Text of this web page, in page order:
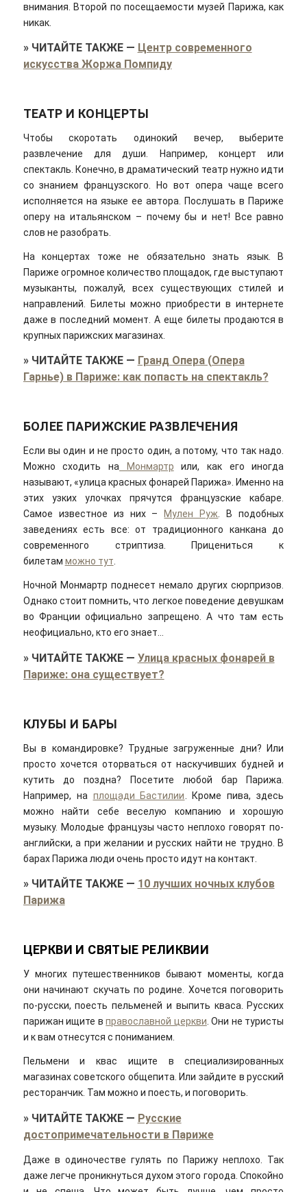
внимания. Второй по посещаемости музей Парижа, как
никак.
» ЧИТАЙТЕ ТАКЖЕ— Центр современного
искусства Жоржа Помпиду
ТЕАТР И КОНЦЕРТЫ
Чтобы скоротать одинокий вечер, выберите
развлечение для души. Например, концерт или
спектакль. Конечно, в драматический театр нужно идти
со знанием французского. Но вот опера чаще всего
исполняется на языке ее автора. Послушать в Париже
оперу на итальянском – почему бы и нет! Все равно
слов не разобрать.
На концертах тоже не обязательно знать язык. В
Париже огромное количество площадок, где выступают
музыканты, пожалуй, всех существующих стилей и
направлений. Билеты можно приобрести в интернете
даже в последний момент. А еще билеты продаются в
крупных парижских магазинах.
» ЧИТАЙТЕ ТАКЖЕ— Гранд Опера (Опера
Гарнье) в Париже: как попасть на спектакль?
БОЛЕЕ ПАРИЖСКИЕ РАЗВЛЕЧЕНИЯ
Если вы один и не просто один, а потому, что так надо.
Можно сходить наМонмартр или, как его иногда
называют, «улица красных фонарей Парижа». Именно на
этих узких улочках прячутся французские кабаре.
Самое известное из них – Мулен Руж. В подобных
заведениях есть все: от традиционного канкана до
современного стриптиза. Прицениться к
билетам можно тут.
Ночной Монмартр поднесет немало других сюрпризов.
Однако стоит помнить, что легкое поведение девушкам
во Франции официально запрещено. А что там есть
неофициально, кто его знает…
» ЧИТАЙТЕ ТАКЖЕ— Улица красных фонарей в
Париже: она существует?
КЛУБЫ И БАРЫ
Вы в командировке? Трудные загруженные дни? Или
просто хочется оторваться от наскучивших будней и
кутить до поздна? Посетите любой бар Парижа.
Например, на площади Бастилии . Кроме пива, здесь
можно найти себе веселую компанию и хорошую
музыку. Молодые французы часто неплохо говорят по-
английски, а при желании и русских найти не трудно. В
барах Парижа люди очень просто идут на контакт.
» ЧИТАЙТЕ ТАКЖЕ— 10 лучших ночных клубов
Парижа
ЦЕРКВИ И СВЯТЫЕ РЕЛИКВИИ
У многих путешественников бывают моменты, когда
они начинают скучать по родине. Хочется поговорить
по-русски, поесть пельменей и выпить кваса. Русских
парижан ищите вправославной церкви. Они не туристы
и к вам отнесутся с пониманием.
Пельмени и квас ищите в специализированных
магазинах советского общепита. Или зайдите в русский
ресторанчик. Там можно и поесть, и поговорить.
» ЧИТАЙТЕ ТАКЖЕ— Русские
достопримечательности в Париже
Даже в одиночестве гулять по Парижу неплохо. Так
даже легче проникнуться духом этого города. Спокойно